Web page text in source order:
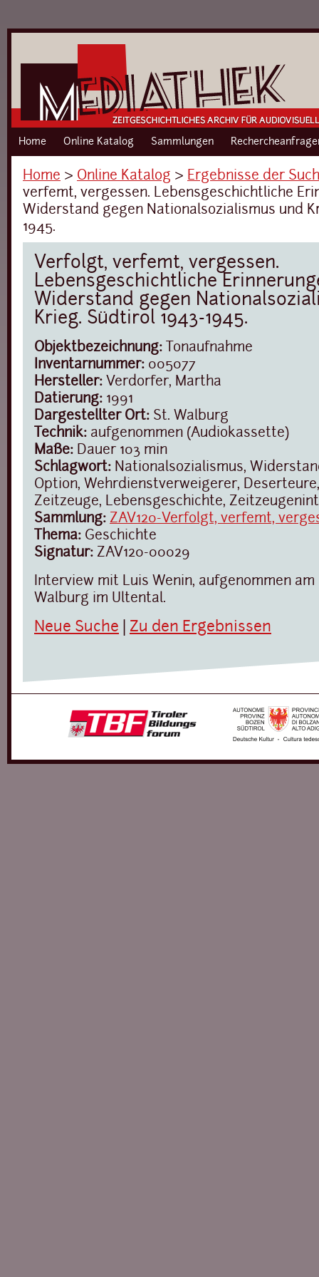
Home Online Katalog Sammlungen
Home › Online Katalog › Ergebnisse der
verfemt, vergessen. Lebensgeschichtliche
Widerstand gegen Nationalsozialismus und
1945.
Verfolgt, verfemt, vergessen.
Lebensgeschichtliche
Widerstand gegen
Krieg. Südtirol 1943-1945.
Objektbezeichnung: Tonaufnahme
Inventarnummer: 005077
Hersteller: Verdorfer, Martha
Datierung: 1991
Dargestellter Ort: St. Walburg
Technik: aufgenommen (Audiokassette)
Maße: Dauer 103 min
Schlagwort: Nationalsozialismus,
Option, Wehrdienstverweigerer,
Zeitzeuge, Lebensgeschichte,
Sammlung: ZAV120-Verfolgt, verfemt,
Thema: Geschichte
Signatur: ZAV120-00029
Interview mit Luis Wenin, aufgenommen am
Walburg im Ultental.
Neue Suche Zu den Ergebnissen